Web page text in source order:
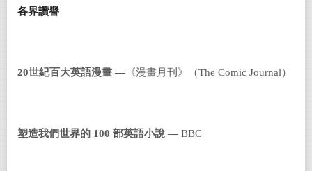
各界讚譽
20世紀百大英語漫畫 — 《漫畫月刊》（The Comic Journal）
塑造我們世界的 100 部英語小說 — BBC